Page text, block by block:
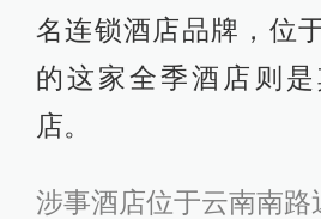
名连锁酒店品牌，位
的这家全季酒店则
店。
涉事酒店位于云南南路